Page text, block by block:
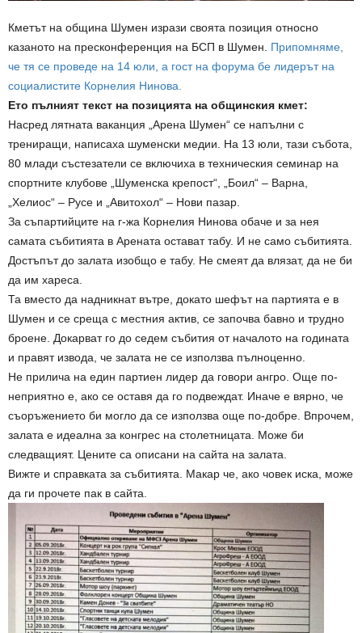
Кметът на община Шумен изрази своята позиция относно
казаното на пресконференция на БСП в Шумен. Припомняме,
че тя се проведе на 14 юли, а гост на форума бе лидерът на
социалистите Корнелия Нинова.
Ето пълният текст на позицията на общинския кмет:
Насред лятната ваканция „Арена Шумен“ се напълни с
трениращи, написаха шуменски медии. На 13 юли, тази събота,
80 млади състезатели се включиха в техническия семинар на
спортните клубове „Шуменска крепост“, „Боил“ – Варна,
„Хелиос“ – Русе и „Авитохол“ – Нови пазар.
За съпартийците на г-жа Корнелия Нинова обаче и за нея
самата събитията в Арената остават табу. И не само събитията.
Достъпът до залата изобщо е табу. Не смеят да влязат, да не би
да им хареса.
Та вместо да надникнат вътре, докато шефът на партията е в
Шумен и се среща с местния актив, се започва бавно и трудно
броене. Докарват го до седем събития от началото на годината
и правят извода, че залата не се използва пълноценно.
Не прилича на един партиен лидер да говори ангро. Още по-
неприятно е, ако се оставя да го подвеждат. Иначе е вярно, че
съоръжението би могло да се използва още по-добре. Впрочем,
залата е идеална за конгрес на столетницата. Може би
следващият. Цените са описани на сайта на залата.
Вижте и справката за събитията. Макар че, ако човек иска, може
да ги прочете пак в сайта.